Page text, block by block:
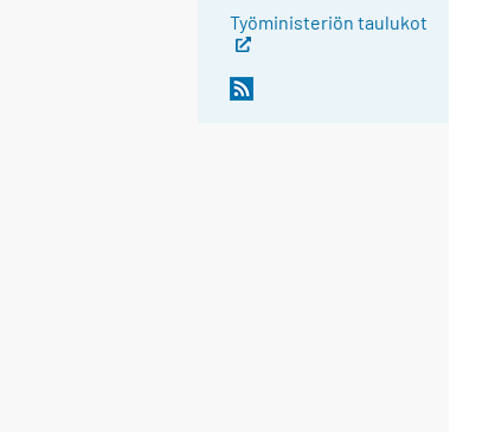
Työministeriön taulukot